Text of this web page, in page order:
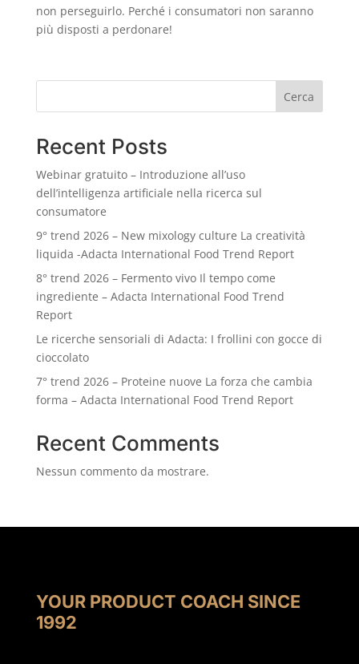
non perseguirlo. Perché i consumatori non saranno
più disposti a perdonare!
Cerca
Recent Posts
Webinar gratuito – Introduzione all’uso
dell’intelligenza artificiale nella ricerca sul
consumatore
9° trend 2026 – New mixology culture La creatività
liquida -Adacta International Food Trend Report
8° trend 2026 – Fermento vivo Il tempo come
ingrediente – Adacta International Food Trend
Report
Le ricerche sensoriali di Adacta: I frollini con gocce di
cioccolato
7° trend 2026 – Proteine nuove La forza che cambia
forma – Adacta International Food Trend Report
Recent Comments
Nessun commento da mostrare.
YOUR PRODUCT COACH SINCE
1992